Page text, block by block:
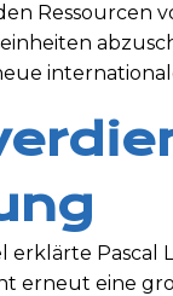
Ressourcen
erklärte Pascal
erneut eine